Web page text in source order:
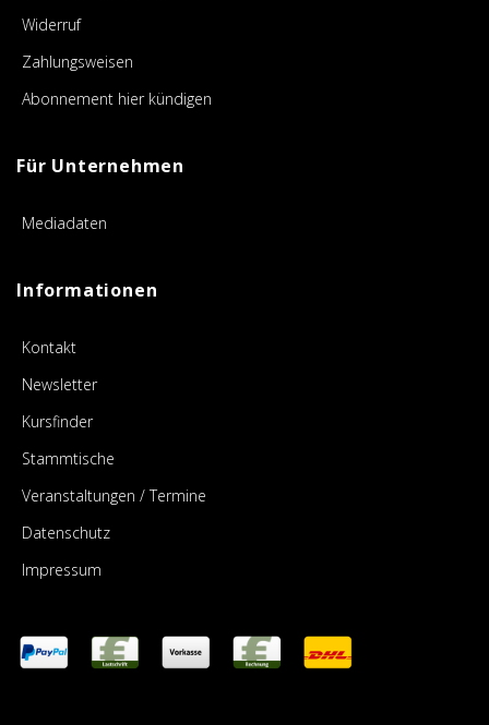
Widerruf
Zahlungsweisen
Abonnement hier kündigen
Für Unternehmen
Mediadaten
Informationen
Kontakt
Newsletter
Kursfinder
Stammtische
Veranstaltungen / Termine
Datenschutz
Impressum